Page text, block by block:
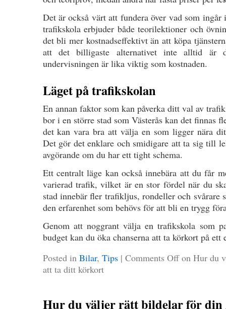
Det är också värt att fundera över vad som
trafikskola erbjuder både teorilektioner och
det bli mer kostnadseffektivt än att köpa
att det billigaste alternativet inte alltid är
undervisningen är lika viktig som kostnaden.
Läget på trafikskolan
En annan faktor som kan påverka ditt val av
bor i en större stad som Västerås kan det finnas
det kan vara bra att välja en som ligger nära
Det gör det enklare och smidigare att ta sig till
avgörande om du har ett tight schema.
Ett centralt läge kan också innebära att du får
varierad trafik, vilket är en stor fördel när du
stad innebär fler trafikljus, rondeller och svårare
den erfarenhet som behövs för att bli en trygg
Genom att noggrant välja en trafikskola som
budget kan du öka chanserna att ta körkort på
Posted in Bilar, Tips| Comments Offon Hur du
att ta ditt körkort
Hur du väljer rätt bildelar för din